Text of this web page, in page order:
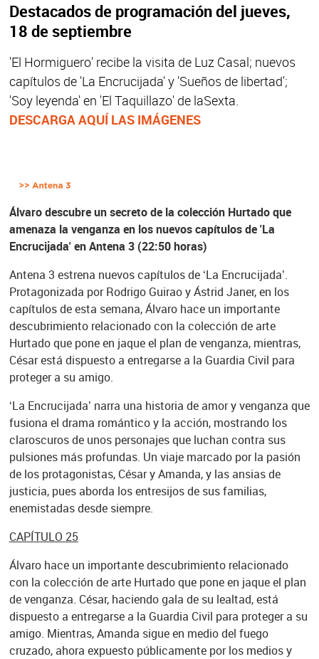
Destacados de programación del jueves,
18 de septiembre
'El Hormiguero' recibe la visita de Luz Casal; nuevos
capítulos de 'La Encrucijada' y 'Sueños de libertad';
'Soy leyenda' en 'El Taquillazo' de laSexta.
DESCARGA AQUÍ LAS IMÁGENES
Álvaro descubre un secreto de la colección Hurtado que
amenaza la venganza en los nuevos capítulos de 'La
Encrucijada' en Antena 3 (22:50 horas)
Antena 3 estrena nuevos capítulos de ‘La Encrucijada’.
Protagonizada por Rodrigo Guirao y Ástrid Janer, en los
capítulos de esta semana, Álvaro hace un importante
descubrimiento relacionado con la colección de arte
Hurtado que pone en jaque el plan de venganza, mientras,
César está dispuesto a entregarse a la Guardia Civil para
proteger a su amigo.
‘La Encrucijada’ narra una historia de amor y venganza que
fusiona el drama romántico y la acción, mostrando los
claroscuros de unos personajes que luchan contra sus
pulsiones más profundas. Un viaje marcado por la pasión
de los protagonistas, César y Amanda, y las ansias de
justicia, pues aborda los entresijos de sus familias,
enemistadas desde siempre.
CAPÍTULO 25
Álvaro hace un importante descubrimiento relacionado
con la colección de arte Hurtado que pone en jaque el plan
de venganza. César, haciendo gala de su lealtad, está
dispuesto a entregarse a la Guardia Civil para proteger a su
amigo. Mientras, Amanda sigue en medio del fuego
cruzado, ahora expuesto públicamente por los medios y